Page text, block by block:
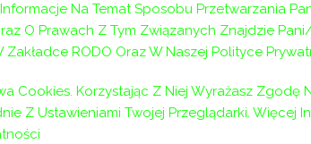
Na Temat Sposobu Przetwarzania
O Prawach Z Tym Związanych Znajdzie
Zakładce RODO Oraz W Naszej Polityce
Cookies. Korzystając Z Niej Wyrażasz Zgodę
Z Ustawieniami Twojej Przeglądarki. Więcej
§ 2
się w Biuletynie Informacji Publicznej
informacyjnej Centrum.
§ 3